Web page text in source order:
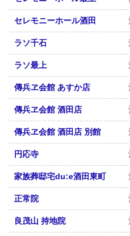
セレモニーホール酒田
ラソ千石
ラソ最上
傳兵ヱ会館 あすか店
傳兵ヱ会館 酒田店
傳兵ヱ会館 酒田店 別館
円応寺
家族葬邸宅du:e酒田東町
正常院
良茂山 持地院